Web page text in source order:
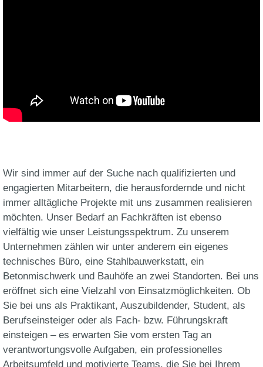
Wir sind immer auf der Suche nach qualifizierten und
engagierten Mitarbeitern, die herausfordernde und nicht
immer alltägliche Projekte mit uns zusammen realisieren
möchten. Unser Bedarf an Fachkräften ist ebenso
vielfältig wie unser Leistungsspektrum. Zu unserem
Unternehmen zählen wir unter anderem ein eigenes
technisches Büro, eine Stahlbauwerkstatt, ein
Betonmischwerk und Bauhöfe an zwei Standorten. Bei uns
eröffnet sich eine Vielzahl von Einsatzmöglichkeiten. Ob
Sie bei uns als Praktikant, Auszubildender, Student, als
Berufseinsteiger oder als Fach- bzw. Führungskraft
einsteigen – es erwarten Sie vom ersten Tag an
verantwortungsvolle Aufgaben, ein professionelles
Arbeitsumfeld und motivierte Teams, die Sie bei Ihrem